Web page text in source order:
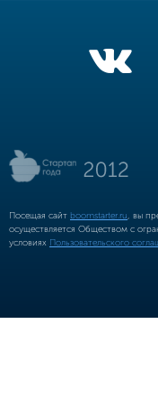
Посещая сайт boomstarter.ru , вы
осуществляется Обществом с
условиях Пользовательского